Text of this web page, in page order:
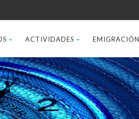
ACTIVIDADES EMIGRACIÓN